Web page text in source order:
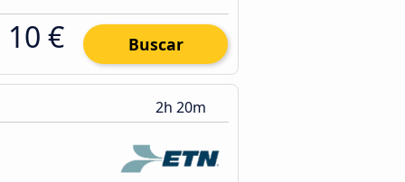
10 € Buscar
2h 20m